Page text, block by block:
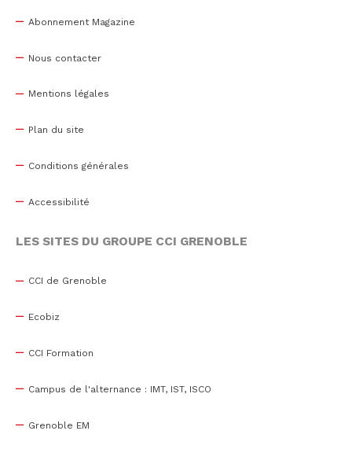
Abonnement Magazine
Nous contacter
Mentions légales
Plan du site
Conditions générales
Accessibilité
LES SITES DU GROUPE CCI GRENOBLE
CCI de Grenoble
Ecobiz
CCI Formation
Campus de l'alternance : IMT, IST, ISCO
Grenoble EM